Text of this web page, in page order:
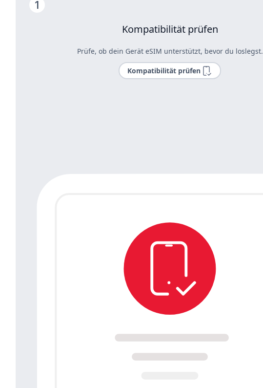
Kompatibilität prüfen
Prüfe, ob dein Gerät eSIM unterstützt, bevor du loslegst.
Kompatibilität prüfen